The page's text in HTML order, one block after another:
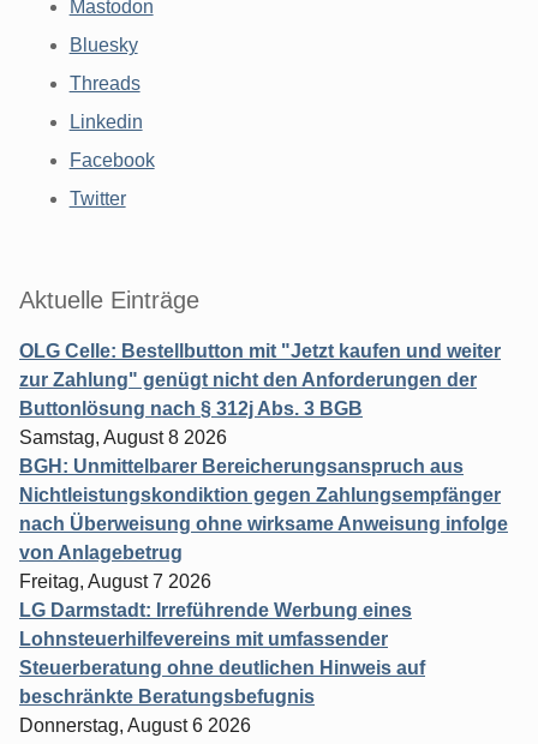
Mastodon
Bluesky
Threads
Linkedin
Facebook
Twitter
Aktuelle Einträge
OLG Celle: Bestellbutton mit "Jetzt kaufen und weiter
zur Zahlung" genügt nicht den Anforderungen der
Buttonlösung nach § 312j Abs. 3 BGB
Samstag, August 8 2026
BGH: Unmittelbarer Bereicherungsanspruch aus
Nichtleistungskondiktion gegen Zahlungsempfänger
nach Überweisung ohne wirksame Anweisung infolge
von Anlagebetrug
Freitag, August 7 2026
LG Darmstadt: Irreführende Werbung eines
Lohnsteuerhilfevereins mit umfassender
Steuerberatung ohne deutlichen Hinweis auf
beschränkte Beratungsbefugnis
Donnerstag, August 6 2026